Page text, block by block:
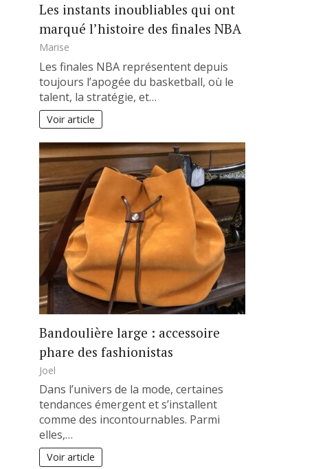
Les instants inoubliables qui ont
marqué l’histoire des finales NBA
Marise
Les finales NBA représentent depuis
toujours l’apogée du basketball, où le
talent, la stratégie, et…
Voir article
Bandoulière large : accessoire
phare des fashionistas
Joel
Dans l’univers de la mode, certaines
tendances émergent et s’installent
comme des incontournables. Parmi
elles,…
Voir article